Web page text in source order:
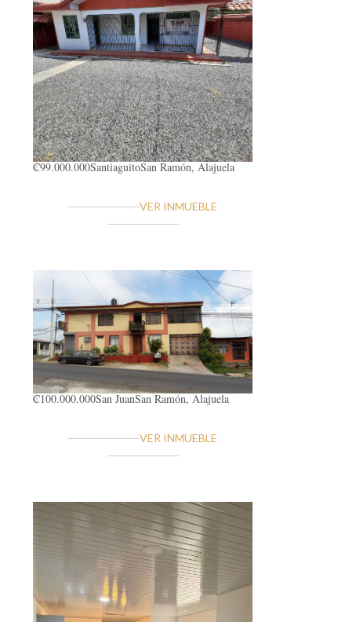
₡99.000.000SantiaguitoSan Ramón, Alajuela
VER INMUEBLE
₡100.000.000San JuanSan Ramón, Alajuela
VER INMUEBLE